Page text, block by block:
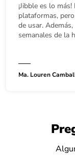
¡Jibble es lo
plataformas,
de usar.
semanales de la
Ma. Louren